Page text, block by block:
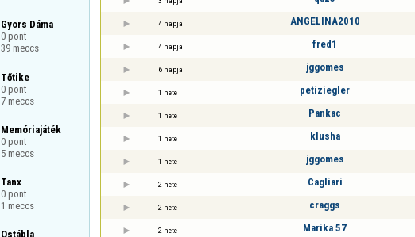
Gyors Dáma
0 pont
39 meccs
Tőtike
0 pont
7 meccs
Memóriajáték
0 pont
5 meccs
Tanx
0 pont
1 meccs
Ostábla
4 napja ANGELINA2010
4 napja fred1
6 napja jggomes
1 hete petiziegler
1 hete Pankac
1 hete klusha
1 hete jggomes
2 hete Cagliari
2 hete craggs
2 hete Marika 57